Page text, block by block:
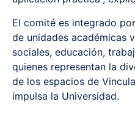
El comité es integrado
de unidades académicas
sociales, educación,
quienes representan la
de los espacios de
impulsa la Universidad.